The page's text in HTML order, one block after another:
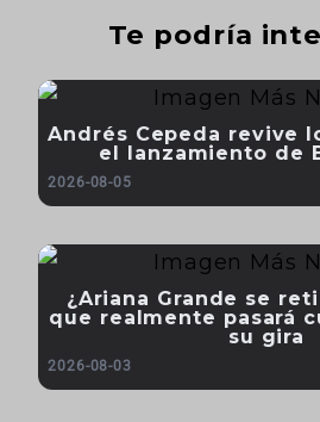
Te podría
Andrés Cepeda revive
el lanzamiento de
2026-08-05
¿Ariana Grande se
que realmente pasará
su gira
2026-08-03